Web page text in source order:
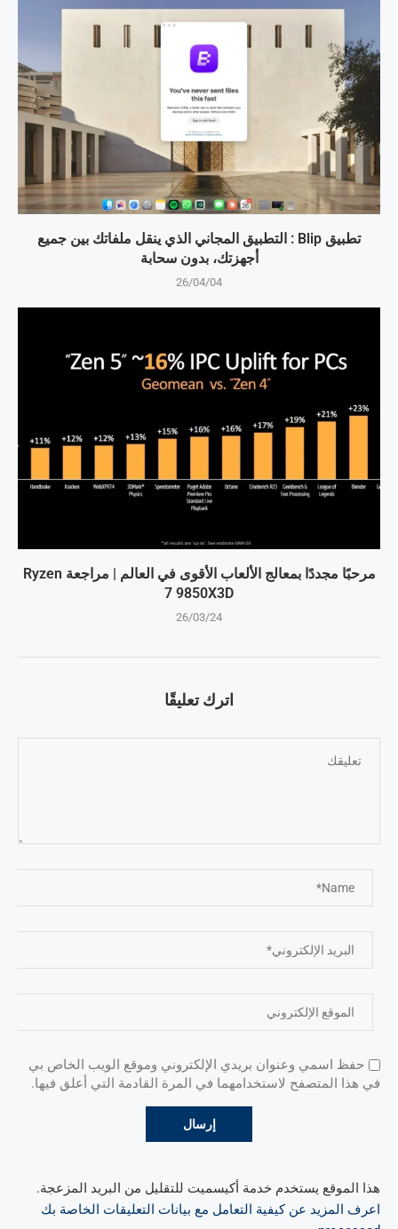
تطبيق Blip : التطبيق المجاني الذي ينقل ملفاتك بين جميع
أجهزتك، بدون سحابة
26/04/04
مرحبًا مجددًا بمعالج الألعاب الأقوى في العالم | مراجعة Ryzen
7 9850X3D
26/03/24
اترك تعليقًا
حفظ اسمي وعنوان بريدي الإلكتروني وموقع الويب الخاص بي
في هذا المتصفح لاستخدامهما في المرة القادمة التي أعلق فيها.
هذا الموقع يستخدم خدمة أكيسميت للتقليل من البريد المزعجة.
اعرف المزيد عن كيفية التعامل مع بيانات التعليقات الخاصة بك